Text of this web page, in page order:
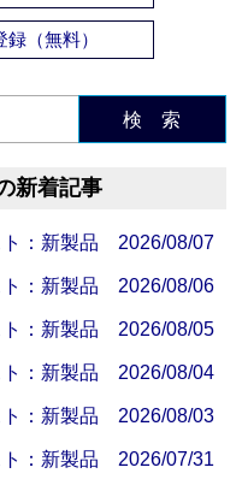
（無料）
検 索
新着記事
ト：新製品 2026/08/07
ト：新製品 2026/08/06
ト：新製品 2026/08/05
ト：新製品 2026/08/04
ト：新製品 2026/08/03
ト：新製品 2026/07/31